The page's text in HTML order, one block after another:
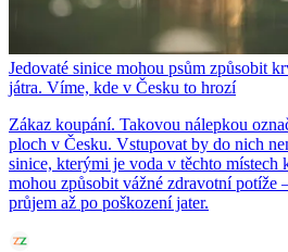
Jedovaté sinice mohou psům způsobit
játra. Víme, kde v Česku to hrozí
Zákaz koupání. Takovou nálepkou
ploch v Česku. Vstupovat by do nich
sinice, kterými je voda v těchto místech
mohou způsobit vážné zdravotní potíže
průjem až po poškození jater.